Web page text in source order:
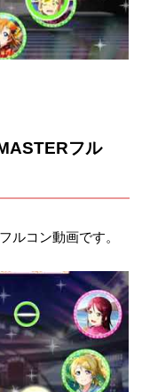
フル
ルコン動画です。